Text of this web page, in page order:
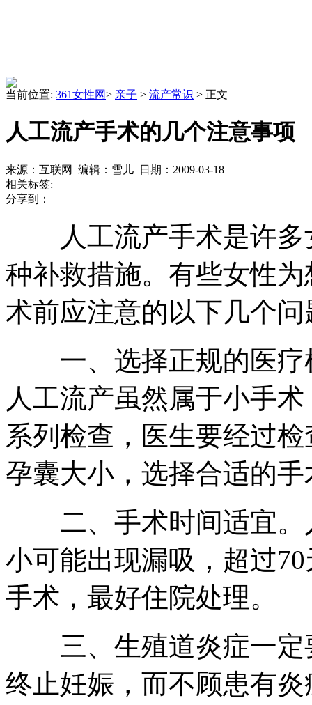
当前位置: 361女性网> 亲子 > 流产常识 > 正文
人工流产手术的几个注意事项
来源：互联网 编辑：雪儿 日期：2009-03-18
相关标签:
分享到：
人工流产手术是许多
种补救措施。有些女性
术前应注意的以下几个问
一、选择正规的医疗
人工流产虽然属于小手
系列检查，医生要经过
孕囊大小，选择合适的
二、手术时间适宜。
小可能出现漏吸，超过
手术，最好住院处理。
三、生殖道炎症一定
终止妊娠，而不顾患有